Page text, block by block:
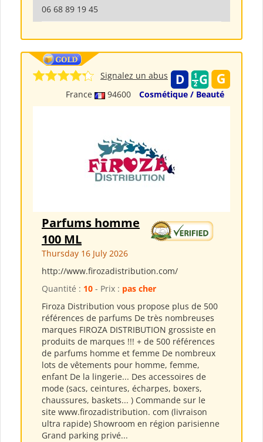
06 68 89 19 45
France 94600 Cosmétique / Beauté
Signalez un abus
Parfums homme
100 ML
Thursday 16 July 2026
http://www.firozadistribution.com/
Quantité : 10 - Prix : pas cher
Firoza Distribution vous propose plus de 500
références de parfums De très nombreuses
marques FIROZA DISTRIBUTION grossiste en
produits de marques !!! + de 500 références
de parfums homme et femme De nombreux
lots de vêtements pour homme, femme,
enfant De la lingerie... Des accessoires de
mode (sacs, ceintures, écharpes, boxers,
chaussures, baskets... ) Commande sur le
site www.firozadistribution. com (livraison
ultra rapide) Showroom en région parisienne
Grand parking privé...